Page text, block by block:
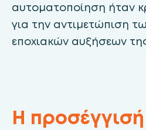
αυτοματοποίηση ήταν
για την αντιμετώπιση
εποχιακών αυξήσεων
Η